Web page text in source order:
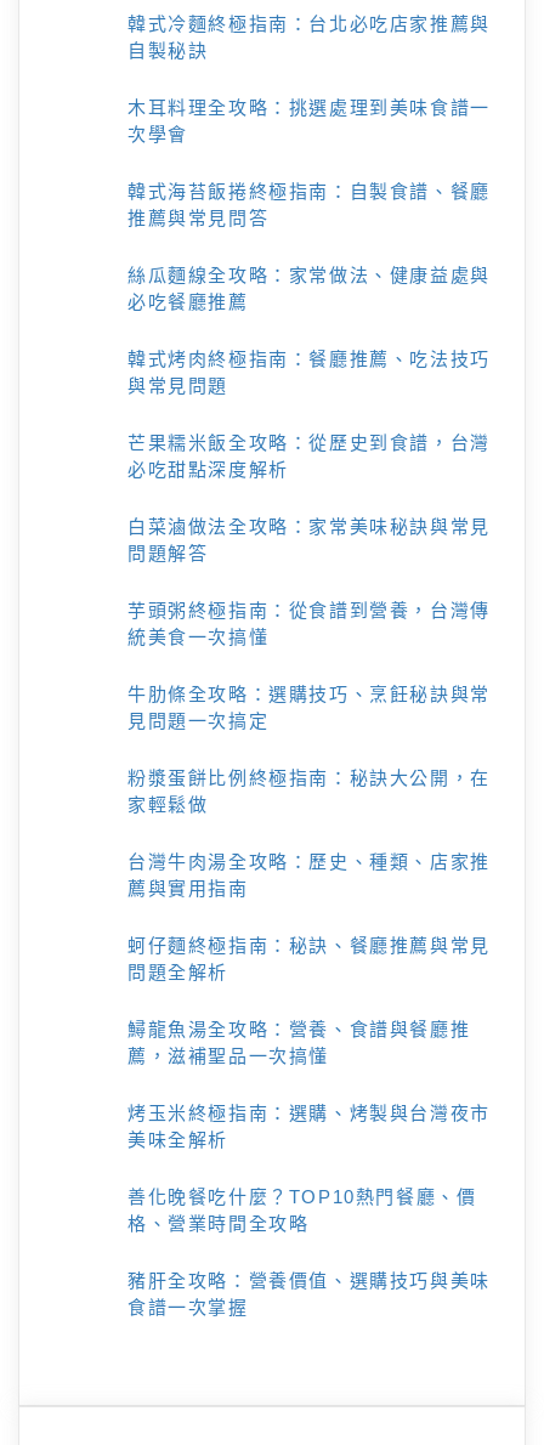
韓式冷麵終極指南：台北必吃店家推薦與
自製秘訣
木耳料理全攻略：挑選處理到美味食譜一
次學會
韓式海苔飯捲終極指南：自製食譜、餐廳
推薦與常見問答
絲瓜麵線全攻略：家常做法、健康益處與
必吃餐廳推薦
韓式烤肉終極指南：餐廳推薦、吃法技巧
與常見問題
芒果糯米飯全攻略：從歷史到食譜，台灣
必吃甜點深度解析
白菜滷做法全攻略：家常美味秘訣與常見
問題解答
芋頭粥終極指南：從食譜到營養，台灣傳
統美食一次搞懂
牛肋條全攻略：選購技巧、烹飪秘訣與常
見問題一次搞定
粉漿蛋餅比例終極指南：秘訣大公開，在
家輕鬆做
台灣牛肉湯全攻略：歷史、種類、店家推
薦與實用指南
蚵仔麵終極指南：秘訣、餐廳推薦與常見
問題全解析
鱘龍魚湯全攻略：營養、食譜與餐廳推
薦，滋補聖品一次搞懂
烤玉米終極指南：選購、烤製與台灣夜市
美味全解析
善化晚餐吃什麼？TOP10熱門餐廳、價
格、營業時間全攻略
豬肝全攻略：營養價值、選購技巧與美味
食譜一次掌握